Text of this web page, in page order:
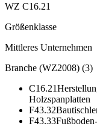
WZ C16.21
Größenklasse
Mittleres Unternehmen
Branche (WZ2008) (3)
C16.21
Holzspanplatten
F43.32
F43.33